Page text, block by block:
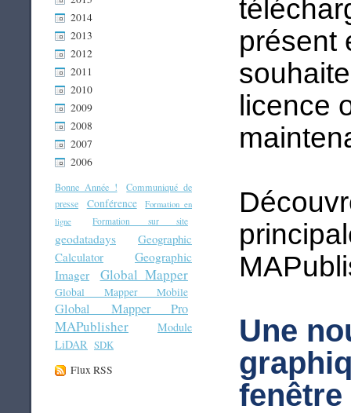
2014
2013
2012
2011
2010
2009
2008
2007
2006
Bonne Année !
Communiqué de
presse
Conférence
Formation en
ligne
Formation sur site
geodatadays
Geographic
Calculator
Geographic
Imager
Global Mapper
Global Mapper Mobile
Global Mapper Pro
MAPublisher
Module
LiDAR SDK
Flux RSS
présent
licence
Une
fenêtre